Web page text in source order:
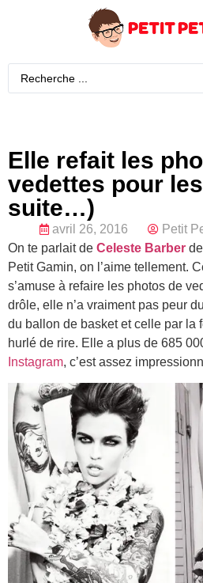
Elle refait les
vedettes pour
suite…)
avril 26, 2016
Petit
On te parlait de Celeste Barber
Petit Gamin, on l’aime tellement.
s’amuse à refaire les photos de
drôle, elle n’a vraiment pas peur
du ballon de basket et celle par la
hurlé de rire. Elle a plus de 685
Instagram, c’est assez